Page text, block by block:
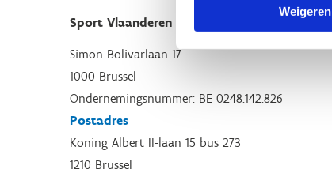
Weigeren
Sport Vlaanderen Hoofdzetel
Simon Bolivarlaan 17
1000 Brussel
Ondernemingsnummer: BE 0248.142.826
Postadres
Koning Albert II-laan 15 bus 273
1210 Brussel